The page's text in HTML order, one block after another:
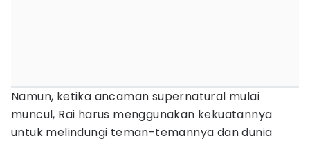
Namun, ketika ancaman supernatural mulai
muncul, Rai harus menggunakan kekuatannya
untuk melindungi teman-temannya dan dunia